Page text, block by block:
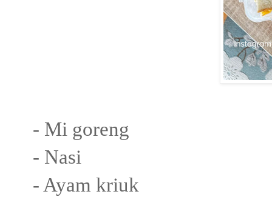
- Mi goreng
- Nasi
- Ayam kriuk